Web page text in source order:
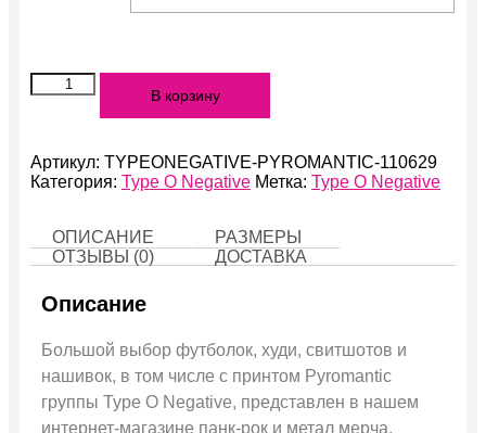
Количество
Pyromantic
В корзину
Артикул: TYPEONEGATIVE-PYROMANTIC-110629
Категория: Type O Negative Метка: Type O Negative
ОПИСАНИЕ
РАЗМЕРЫ
ОТЗЫВЫ (0)
ДОСТАВКА
Описание
Большой выбор футболок, худи, свитшотов и
нашивок, в том числе с принтом Pyromantic
группы Type O Negative, представлен в нашем
интернет-магазине панк-рок и метал мерча.